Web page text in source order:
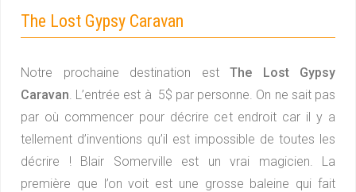
The Lost Gypsy Caravan
Notre prochaine destination est The Lost Gypsy
Caravan. L’entrée est à 5$ par personne. On ne sait pas
par où commencer pour décrire cet endroit car il y a
tellement d’inventions qu’il est impossible de toutes les
décrire ! Blair Somerville est un vrai magicien. La
première que l’on voit est une grosse baleine qui fait